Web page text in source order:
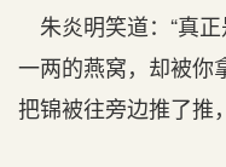
朱炎明笑道：“真
一两的燕窝，却被你
把锦被往旁边推了推